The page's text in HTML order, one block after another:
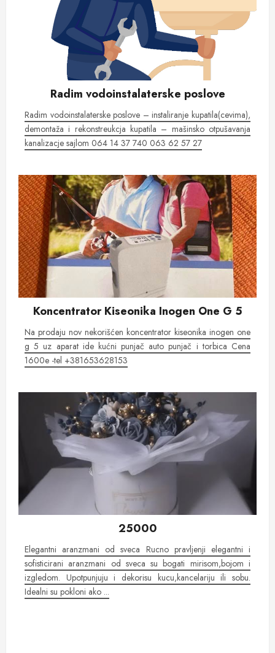
Radim vodoinstalaterske poslove
Radim vodoinstalaterske poslove – instaliranje kupatila(cevima),
demontaža i rekonstreukcja kupatila – mašinsko otpušavanja
kanalizacje sajlom 064 14 37 740 063 62 57 27
Koncentrator Kiseonika Inogen One G 5
Na prodaju nov nekorišćen koncentrator kiseonika inogen one
g 5 uz aparat ide kućni punjač auto punjač i torbica Cena
1600e -tel +381653628153
25000
Elegantni aranzmani od sveca Rucno pravljenji elegantni i
sofisticirani aranzmani od sveca su bogati mirisom,bojom i
izgledom. Upotpunjuju i dekorisu kucu,kancelariju ili sobu.
Idealni su pokloni ako ...